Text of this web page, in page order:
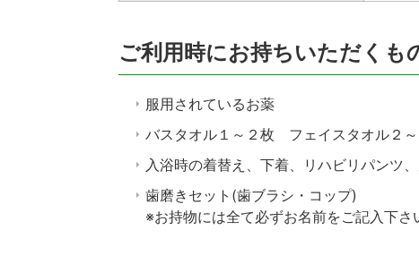
ご利用時にお持ちいただくも
服用されているお薬
バスタオル１～２枚 フェイスタオル２
入浴時の着替え、下着、リハビリパンツ
歯磨きセット(歯ブラシ・コップ)
※お持物には全て必ずお名前をご記入下さ